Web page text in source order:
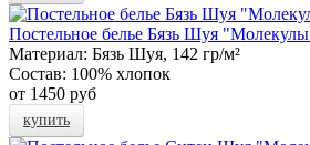
Постельное белье Бязь Шуя
Материал: Бязь Шуя, 142 гр/м²
Состав: 100% хлопок
от 1450 руб
купить